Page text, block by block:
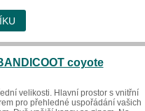
coyote
velikosti. Hlavní prostor s vnitřní
pro přehledné uspořádání vašich